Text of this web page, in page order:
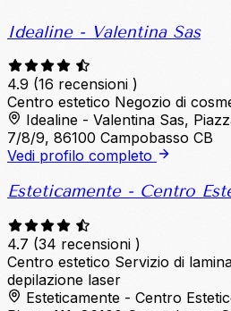
Idealine - Valentina Sas
4.9 (16 recensioni )
Centro estetico Negozio di
Idealine - Valentina Sas,
7/8/9, 86100 Campobasso CB
Vedi profilo completo
Esteticamente - Centro
4.7 (34 recensioni )
Centro estetico Servizio di
depilazione laser
Esteticamente - Centro